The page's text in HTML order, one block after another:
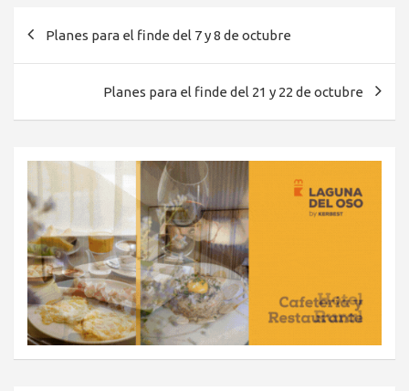
Planes para el finde del 7 y 8 de octubre
Planes para el finde del 21 y 22 de octubre